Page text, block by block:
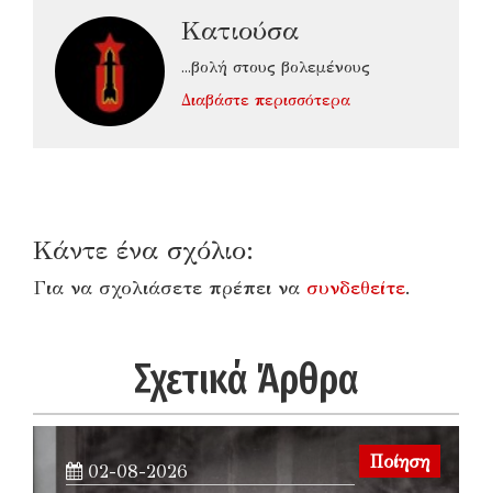
Κατιούσα
...βολή στους βολεμένους
Διαβάστε περισσότερα
Κάντε ένα σχόλιο:
Για να σχολιάσετε πρέπει να συνδεθείτε.
Σχετικά Άρθρα
Ποίηση
02-08-2026